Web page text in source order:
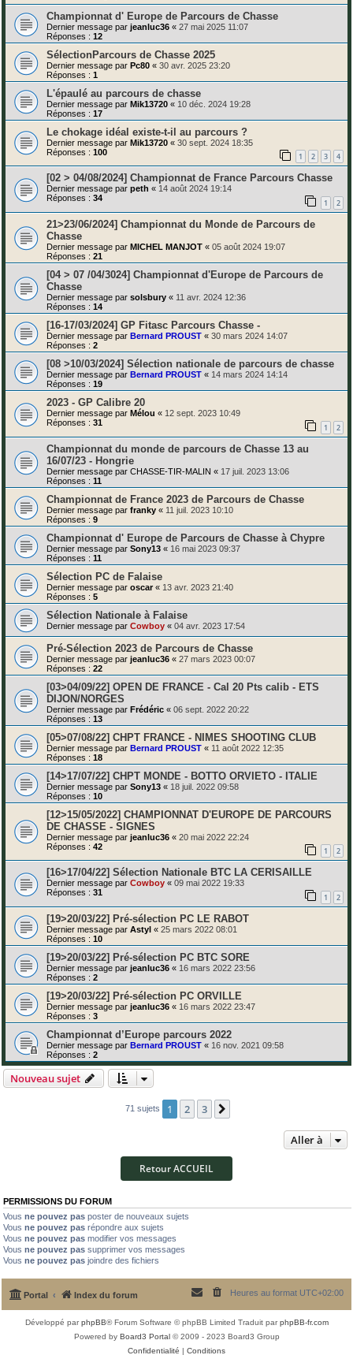
Championnat d' Europe de Parcours de Chasse
Dernier message par jeanluc36 « 27 mai 2025 11:07
Réponses : 12
SélectionParcours de Chasse 2025
Dernier message par Pc80 « 30 avr. 2025 23:20
Réponses : 1
L'épaulé au parcours de chasse
Dernier message par Mik13720 « 10 déc. 2024 19:28
Réponses : 17
Le chokage idéal existe-t-il au parcours ?
Dernier message par Mik13720 « 30 sept. 2024 18:35
Réponses : 100 1 2 3 4
[02 > 04/08/2024] Championnat de France Parcours Chasse
Dernier message par peth « 14 août 2024 19:14
Réponses : 34 1 2
21>23/06/2024] Championnat du Monde de Parcours de
Chasse
Dernier message par MICHEL MANJOT « 05 août 2024 19:07
Réponses : 21
[04 > 07 /04/3024] Championnat d'Europe de Parcours de
Chasse
Dernier message par solsbury « 11 avr. 2024 12:36
Réponses : 14
[16-17/03/2024] GP Fitasc Parcours Chasse -
Dernier message par Bernard PROUST « 30 mars 2024 14:07
Réponses : 2
[08 >10/03/2024] Sélection nationale de parcours de chasse
Dernier message par Bernard PROUST « 14 mars 2024 14:14
Réponses : 19
2023 - GP Calibre 20
Dernier message par Mélou « 12 sept. 2023 10:49
Réponses : 31 1 2
Championnat du monde de parcours de Chasse 13 au
16/07/23 - Hongrie
Dernier message par CHASSE-TIR-MALIN « 17 juil. 2023 13:06
Réponses : 11
Championnat de France 2023 de Parcours de Chasse
Dernier message par franky « 11 juil. 2023 10:10
Réponses : 9
Championnat d' Europe de Parcours de Chasse à Chypre
Dernier message par Sony13 « 16 mai 2023 09:37
Réponses : 11
Sélection PC de Falaise
Dernier message par oscar« 13 avr. 2023 21:40
Réponses : 5
Sélection Nationale à Falaise
Dernier message par Cowboy « 04 avr. 2023 17:54
Pré-Sélection 2023 de Parcours de Chasse
Dernier message par jeanluc36 « 27 mars 2023 00:07
Réponses : 22
[03>04/09/22] OPEN DE FRANCE - Cal 20 Pts calib - ETS
DIJON/NORGES
Dernier message par Frédéric « 06 sept. 2022 20:22
Réponses : 13
[05>07/08/22] CHPT FRANCE - NIMES SHOOTING CLUB
Dernier message par Bernard PROUST « 11 août 2022 12:35
Réponses : 18
[14>17/07/22] CHPT MONDE - BOTTO ORVIETO - ITALIE
Dernier message par Sony13 « 18 juil. 2022 09:58
Réponses : 10
[12>15/05/2022] CHAMPIONNAT D'EUROPE DE PARCOURS
DE CHASSE - SIGNES
Dernier message par jeanluc36 « 20 mai 2022 22:24
Réponses : 42 1 2
[16>17/04/22] Sélection Nationale BTC LA CERISAILLE
Dernier message par Cowboy « 09 mai 2022 19:33
Réponses : 31 1 2
[19>20/03/22] Pré-sélection PC LE RABOT
Dernier message par Astyl « 25 mars 2022 08:01
Réponses : 10
[19>20/03/22] Pré-sélection PC BTC SORE
Dernier message par jeanluc36 « 16 mars 2022 23:56
Réponses : 2
[19>20/03/22] Pré-sélection PC ORVILLE
Dernier message par jeanluc36 « 16 mars 2022 23:47
Réponses : 3
Championnat d’Europe parcours 2022
Dernier message par Bernard PROUST « 16 nov. 2021 09:58
Réponses : 2
Nouveau sujet
71 sujets 1 2 3
Aller à
Retour ACCUEIL
PERMISSIONS DU FORUM
Vous ne pouvez pas poster de nouveaux sujets
Vous ne pouvez pas répondre aux sujets
Vous ne pouvez pas modifier vos messages
Vous ne pouvez pas supprimer vos messages
Vous ne pouvez pas joindre des fichiers
Portal Index du forum Heures au format UTC+02:00
Développé parphpBB® Forum Software © phpBB Limited Traduit parphpBB-fr.com
Powered by Board3 Portal© 2009 - 2023 Board3 Group
Confidentialité | Conditions